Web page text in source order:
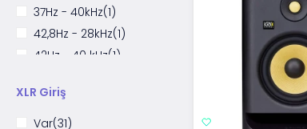
37Hz - 40kHz(1)
42,8Hz - 28kHz(1)
42Hz - 40 kHz(1)
45Hz - 22kHz
40Hz - 21kHz
XLR Giriş
Var(31)